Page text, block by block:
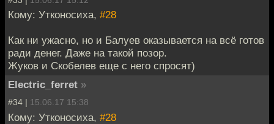
Кому: Утконосиха, #28
Как ни ужасно, но и Балуев оказывается на всё готов
ради денег. Даже на такой позор.
Жуков и Скобелев еще с него спросят)
Electric_ferret »
#34 | 15.06.17 15:38
Кому: Утконосиха, #28